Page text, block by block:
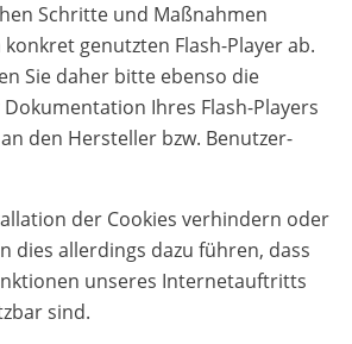
Schritte und Maßnahmen
genutzten Flash-Player ab.
Sie daher bitte ebenso die
Ihres Flash-Players
den Hersteller bzw. Benutzer-
der Cookies verhindern oder
dies allerdings dazu führen, dass
unseres Internetauftritts
sind.